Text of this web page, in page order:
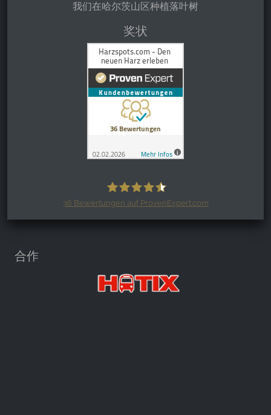
我们在哈尔茨山区种植落叶树
奖状
Harzspots.com - Den neuen Harz
36 Bewertungen auf ProvenExpert.com
合作